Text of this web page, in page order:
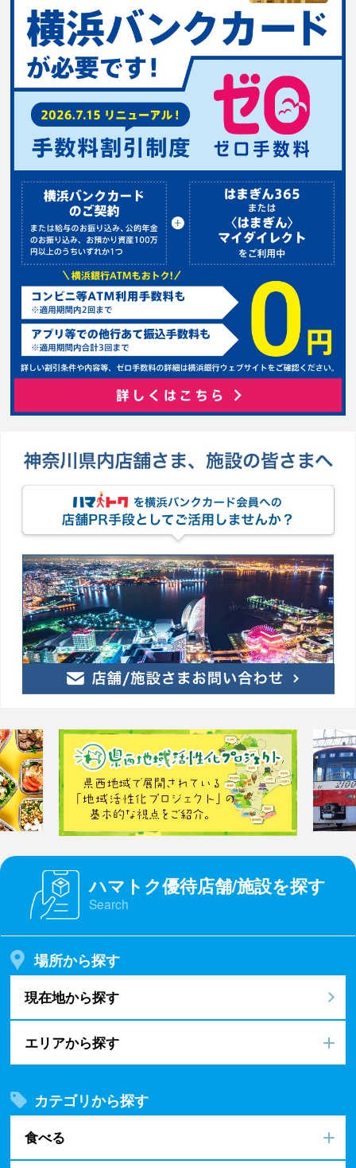
ハマトク優待店舗/施設を探す
Search
場所から探す
現在地から探す
エリアから探す
カテゴリから探す
食べる